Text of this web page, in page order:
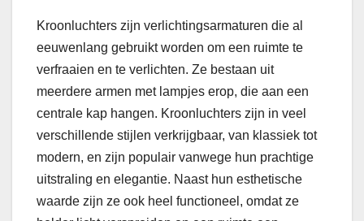
Kroonluchters zijn verlichtingsarmaturen die al
eeuwenlang gebruikt worden om een ruimte te
verfraaien en te verlichten. Ze bestaan uit
meerdere armen met lampjes erop, die aan een
centrale kap hangen. Kroonluchters zijn in veel
verschillende stijlen verkrijgbaar, van klassiek tot
modern, en zijn populair vanwege hun prachtige
uitstraling en elegantie. Naast hun esthetische
waarde zijn ze ook heel functioneel, omdat ze